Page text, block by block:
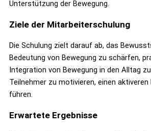
Unterstützung der Bewegung.
Ziele der Mitarbeiterschulung
Die Schulung zielt darauf ab, das
Bedeutung von Bewegung zu schärfen,
Integration von Bewegung in den Alltag
Teilnehmer zu motivieren, einen
führen.
Erwartete Ergebnisse